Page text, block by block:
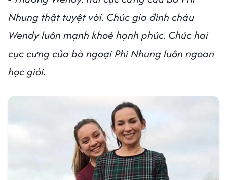
Nhung thật tuyệt vời. Chúc gia đình cháu
Wendy luôn mạnh khoẻ hạnh phúc. Chúc hai
cục cưng của bà ngoại Phi Nhung luôn ngoan
học giỏi.